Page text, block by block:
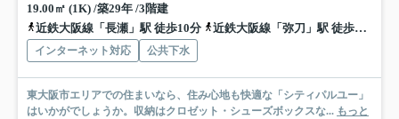
19.00㎡ (1K) /築29年 /3階建
近鉄大阪線「長瀬」駅 徒歩10分
近鉄大阪線「弥刀」駅 徒歩17分
インターネット対応 公共下水
東大阪市エリアでの住まいなら、住み心地も快適な「シティパルユー」
はいかがでしょうか。収納はクロゼット・シューズボックスな... もっと